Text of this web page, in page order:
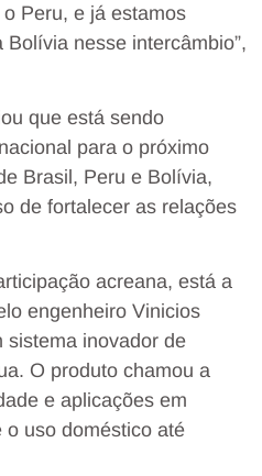
Peru, e já estamos
nesse intercâmbio”,
que está sendo
para o próximo
Brasil, Peru e Bolívia,
de fortalecer as relações
acreana, está a
engenheiro Vinicios
sistema inovador de
O produto chamou a
e aplicações em
uso doméstico até